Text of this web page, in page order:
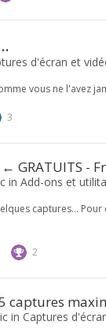
d'écran et
vous ne l'avez
3
GRATUITS -
in Add-ons et
captures...
2
captures
in Captures